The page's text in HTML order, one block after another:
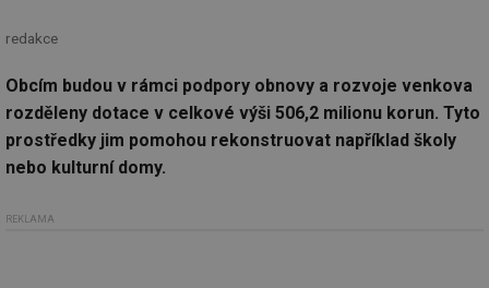
redakce
Obcím budou v rámci podpory obnovy a rozvoje venkova
rozděleny dotace v celkové výši 506,2 milionu korun. Tyto
prostředky jim pomohou rekonstruovat například školy
nebo kulturní domy.
REKLAMA